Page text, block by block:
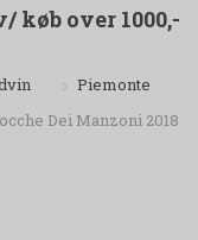
køb over 1000,-
Piemonte
Dei Manzoni 2018